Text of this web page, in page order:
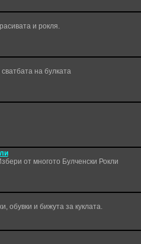
и рокля.
на булката
от многото Булченски Рокли
обувки и бижута за куклата.